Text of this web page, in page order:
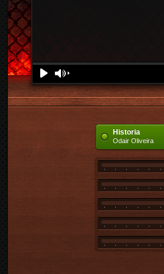
Tablatura
DownloadDenunciar
Historia
Odair Oliveira